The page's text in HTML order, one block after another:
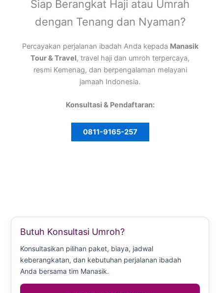
Siap Berangkat Haji atau Umrah
dengan Tenang dan Nyaman?
Percayakan perjalanan ibadah Anda kepada Manasik
Tour & Travel, travel haji dan umroh terpercaya,
resmi Kemenag, dan berpengalaman melayani
jamaah Indonesia.
Konsultasi & Pendaftaran:
0811-9165-257
Butuh Konsultasi Umroh?
Konsultasikan pilihan paket, biaya, jadwal
keberangkatan, dan kebutuhan perjalanan ibadah
Anda bersama tim Manasik.